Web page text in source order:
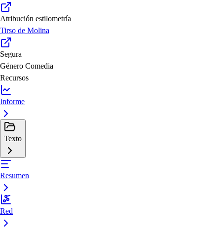
Atribución estilometría
Tirso de Molina
Segura
Género Comedia
Recursos
Informe
Texto
Resumen
Red